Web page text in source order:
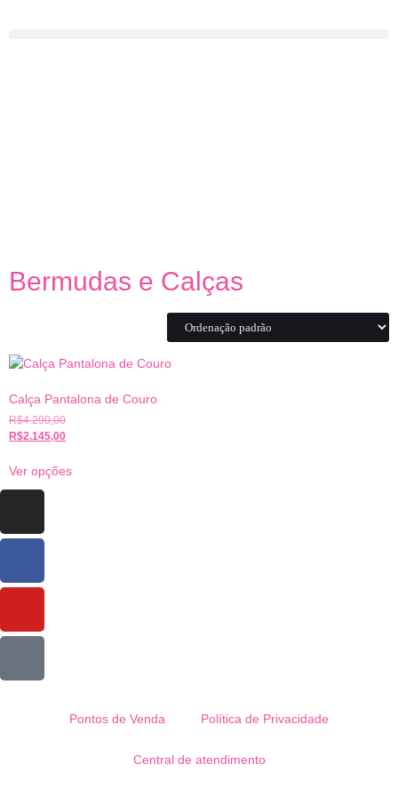
Bermudas e Calças
Calça Pantalona de Couro
R$4.290,00
R$2.145,00
Ver opções
Pontos de Venda Política de Privacidade
Central de atendimento